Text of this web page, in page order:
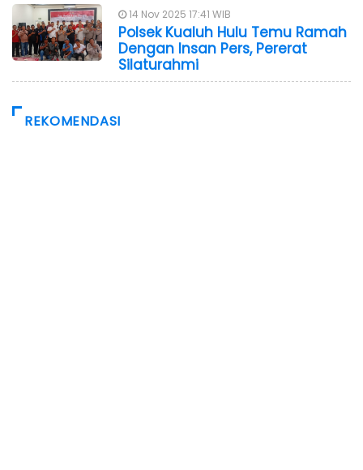
14 Nov 2025 17:41 WIB
Polsek Kualuh Hulu Temu Ramah
Dengan Insan Pers, Pererat
Silaturahmi
REKOMENDASI